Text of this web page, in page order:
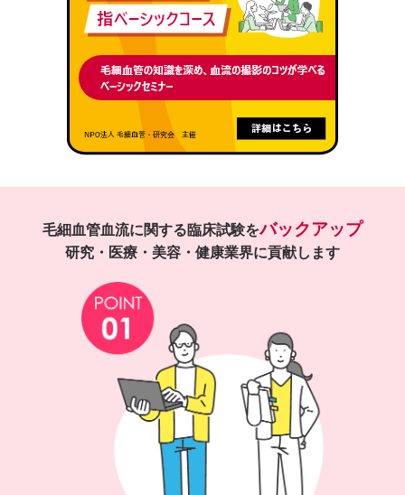
毛細血管血流に関する臨床試験をバックアップ
研究・医療・美容・健康業界に貢献します